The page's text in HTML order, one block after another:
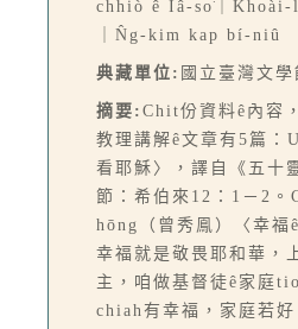
chhiò ê Iâ-so͘｜
｜N̂g-kim kap bí-niû
典藏單位: 國立臺灣文學
摘要: Chit份資料ê內容
教理講解ê文章有5篇：
看耶穌〉，譯自《五十
節：希伯來12：1－2。
hōng（曾秀鳯）〈幸福
幸福就是敬畏耶和華，
主，咱做基督徒ê家庭
chiah有幸福，家庭若